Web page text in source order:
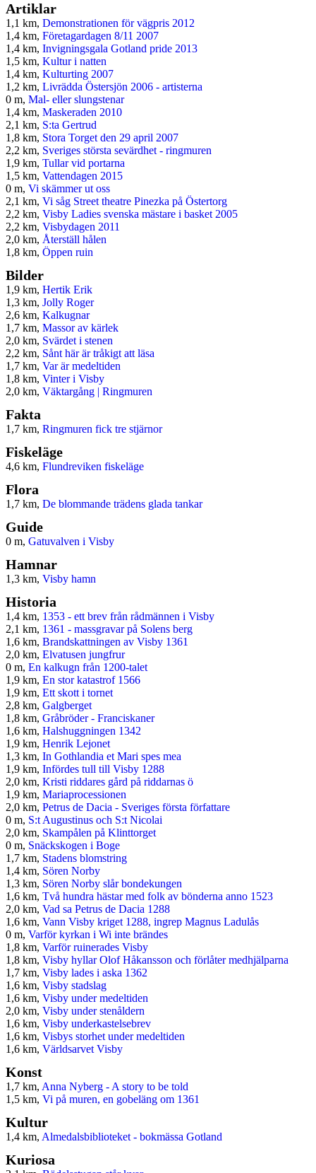
Artiklar
1,1 km, Demonstrationen för vägpris 2012
1,4 km, Företagardagen 8/11 2007
1,4 km, Invigningsgala Gotland pride 2013
1,5 km, Kultur i natten
1,4 km, Kulturting 2007
1,2 km, Livrädda Östersjön 2006 - artisterna
0 m, Mal- eller slungstenar
1,4 km, Maskeraden 2010
2,1 km, S:ta Gertrud
1,8 km, Stora Torget den 29 april 2007
2,2 km, Sveriges största sevärdhet - ringmuren
1,9 km, Tullar vid portarna
1,5 km, Vattendagen 2015
0 m, Vi skämmer ut oss
2,1 km, Vi såg Street theatre Pinezka på Östertorg
2,2 km, Visby Ladies svenska mästare i basket 2005
2,2 km, Visbydagen 2011
2,0 km, Återställ hålen
1,8 km, Öppen ruin
Bilder
1,9 km, Hertik Erik
1,3 km, Jolly Roger
2,6 km, Kalkugnar
1,7 km, Massor av kärlek
2,0 km, Svärdet i stenen
2,2 km, Sånt här är tråkigt att läsa
1,7 km, Var är medeltiden
1,8 km, Vinter i Visby
2,0 km, Väktargång | Ringmuren
Fakta
1,7 km, Ringmuren fick tre stjärnor
Fiskeläge
4,6 km, Flundreviken fiskeläge
Flora
1,7 km, De blommande trädens glada tankar
Guide
0 m, Gatuvalven i Visby
Hamnar
1,3 km, Visby hamn
Historia
1,4 km, 1353 - ett brev från rådmännen i Visby
2,1 km, 1361 - massgravar på Solens berg
1,6 km, Brandskattningen av Visby 1361
2,0 km, Elvatusen jungfrur
0 m, En kalkugn från 1200-talet
1,9 km, En stor katastrof 1566
1,9 km, Ett skott i tornet
2,8 km, Galgberget
1,8 km, Gråbröder - Franciskaner
1,6 km, Halshuggningen 1342
1,9 km, Henrik Lejonet
1,3 km, In Gothlandia et Mari spes mea
1,9 km, Infördes tull till Visby 1288
2,0 km, Kristi riddares gård på riddarnas ö
1,9 km, Mariaprocessionen
2,0 km, Petrus de Dacia - Sveriges första författare
0 m, S:t Augustinus och S:t Nicolai
2,0 km, Skampålen på Klinttorget
0 m, Snäckskogen i Boge
1,7 km, Stadens blomstring
1,4 km, Sören Norby
1,3 km, Sören Norby slår bondekungen
1,6 km, Två hundra hästar med folk av bönderna anno 1523
2,0 km, Vad sa Petrus de Dacia 1288
1,6 km, Vann Visby kriget 1288, ingrep Magnus Ladulås
0 m, Varför kyrkan i Wi inte brändes
1,8 km, Varför ruinerades Visby
1,8 km, Visby hyllar Olof Håkansson och förlåter medhjälparna
1,7 km, Visby lades i aska 1362
1,6 km, Visby stadslag
1,6 km, Visby under medeltiden
2,0 km, Visby under stenåldern
1,6 km, Visby underkastelsebrev
1,6 km, Visbys storhet under medeltiden
1,6 km, Världsarvet Visby
Konst
1,7 km, Anna Nyberg - A story to be told
1,5 km, Vi på muren, en gobeläng om 1361
Kultur
1,4 km, Almedalsbiblioteket - bokmässa Gotland
Kuriosa